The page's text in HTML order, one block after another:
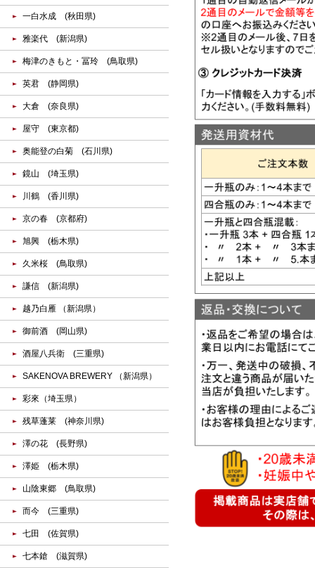
一白水成 (秋田県)
雅楽代 (新潟県)
梅津のきもと・冨玲 (鳥取県)
英君 (静岡県)
大倉 (奈良県)
屋守 (東京都)
奥能登の白菊 (石川県)
鏡山 (埼玉県)
川鶴 (香川県)
京の春 (京都府)
旭興 (栃木県)
久米桜 (鳥取県)
謙信 (新潟県)
越乃白雁 （新潟県）
御前酒 (岡山県)
酒屋八兵衛 (三重県)
SAKENOVA BREWERY （新潟県）
彩來（埼玉県）
残草蓬莱 (神奈川県)
澤の花 (長野県)
澤姫 (栃木県)
山陰東郷 (鳥取県)
而今 (三重県)
七田 (佐賀県)
七本鎗 (滋賀県)